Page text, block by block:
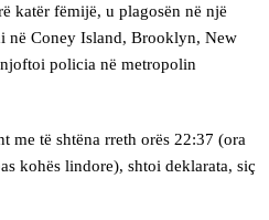
katër fëmijë, u plagosën në një
në Coney Island, Brooklyn, New
policia në metropolin
me të shtëna rreth orës 22:37 (ora
kohës lindore), shtoi deklarata, siç